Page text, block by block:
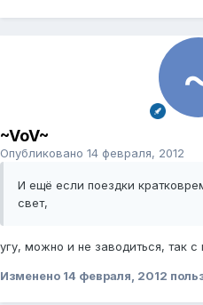
~VoV~
Опубликовано 14 февраля, 2012
И ещё если поездки
свет,
угу, можно и не заводиться, так с
Изменено 14 февраля, 2012